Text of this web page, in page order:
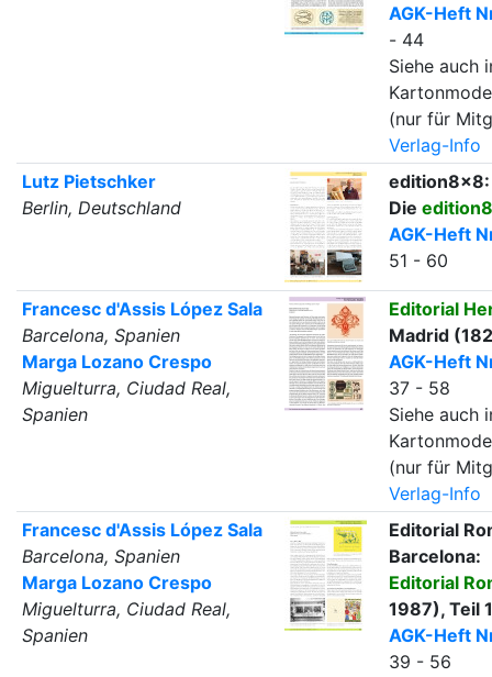
AGK-Heft
- 44
Siehe auch
(nur für
Verlag-Info
Lutz Pietschker
Berlin, Deutschland
edition8x8:
Die
AGK-Heft
51 - 60
Francesc d'Assis López Sala
Barcelona, Spanien
Marga Lozano Crespo
Miguelturra, Ciudad Real,
Spanien
Editorial
Madrid
AGK-Heft
37 - 58
Siehe auch
(nur für
Verlag-Info
Francesc d'Assis López Sala
Barcelona, Spanien
Marga Lozano Crespo
Miguelturra, Ciudad Real,
Spanien
Editorial
Barcelona:
Editorial
1987), Teil
AGK-Heft
39 - 56